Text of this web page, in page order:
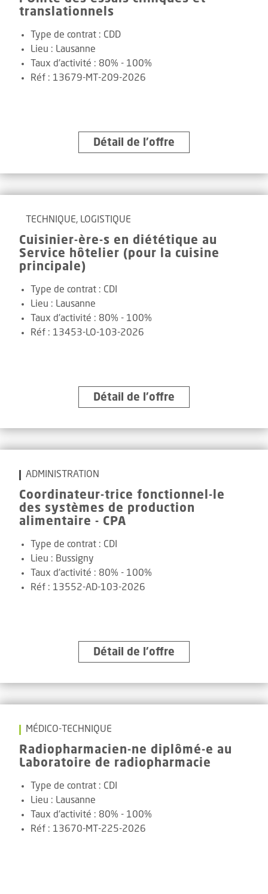
translationnels
Type de contrat : CDD
Lieu : Lausanne
Taux d'activité : 80% - 100%
Réf : 13679-MT-209-2026
Détail de l’offre
TECHNIQUE, LOGISTIQUE
Cuisinier-ère-s en diététique au
Service hôtelier (pour la cuisine
principale)
Type de contrat : CDI
Lieu : Lausanne
Taux d'activité : 80% - 100%
Réf : 13453-LO-103-2026
Détail de l’offre
ADMINISTRATION
Coordinateur-trice fonctionnel-le
des systèmes de production
alimentaire - CPA
Type de contrat : CDI
Lieu : Bussigny
Taux d'activité : 80% - 100%
Réf : 13552-AD-103-2026
Détail de l’offre
MÉDICO-TECHNIQUE
Radiopharmacien-ne diplômé-e au
Laboratoire de radiopharmacie
Type de contrat : CDI
Lieu : Lausanne
Taux d'activité : 80% - 100%
Réf : 13670-MT-225-2026